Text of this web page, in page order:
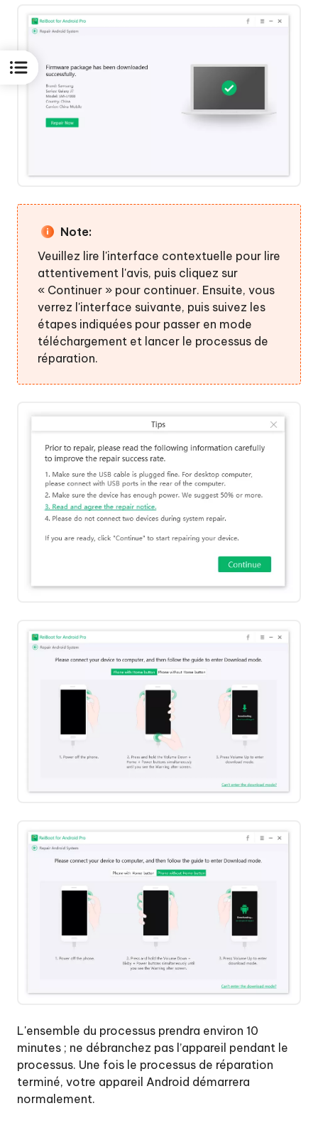
Note:
Veuillez lire l'interface contextuelle pour lire
attentivement l'avis, puis cliquez sur
« Continuer » pour continuer. Ensuite, vous
verrez l'interface suivante, puis suivez les
étapes indiquées pour passer en mode
téléchargement et lancer le processus de
réparation.
L'ensemble du processus prendra environ 10
minutes ; ne débranchez pas l’appareil pendant le
processus. Une fois le processus de réparation
terminé, votre appareil Android démarrera
normalement.